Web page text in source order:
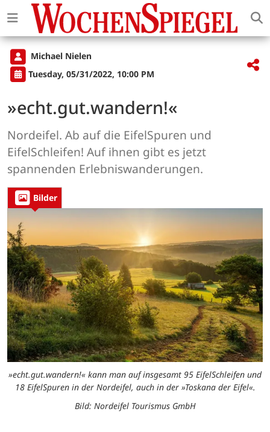
Michael Nielen
Tuesday, 05/31/2022, 10:00 PM
»echt.gut.wandern!«
Nordeifel. Ab auf die EifelSpuren und
EifelSchleifen! Auf ihnen gibt es jetzt
spannenden Erlebniswanderungen.
Bilder
»echt.gut.wandern!« kann man auf insgesamt 95 EifelSchleifen und
18 EifelSpuren in der Nordeifel, auch in der »Toskana der Eifel«.
Bild: Nordeifel Tourismus GmbH